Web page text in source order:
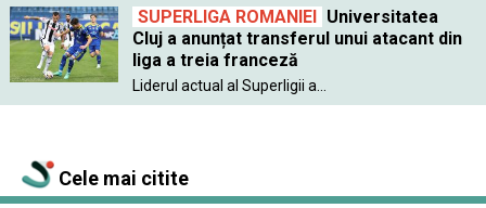
SUPERLIGA ROMANIEI
Universitatea
Cluj a anunțat transferul unui atacant din
liga a treia franceză
Liderul actual al Superligii a...
Cele mai citite